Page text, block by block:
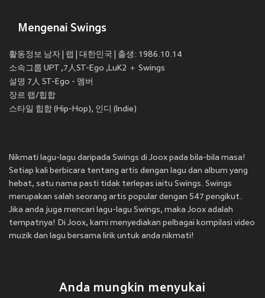
Mengenai Swings
활동정보 남자 | 랩 | 대한민국 | 출생: 1986.10.14
소속그룹 UPT ,7人ST-Ego ,LuK2 ＋ Swings
설명 7人 ST-Ego - 멤버
장르 랩/힙합
Nikmati lagu-lagu daripada Swings di Joox pada bila-bila masa!
Setiap kali berbicara tentang artis dengan lagu dan album yang
hebat, satu nama pasti tidak terlepas iaitu Swings. Swings
merupakan salah seorang artis popular dengan 547 pengikut.
Jika anda juga mencari lagu-lagu Swings, maka Joox adalah
tempatnya! Di Joox, kami menyediakan pelbagai kompilasi video
muzik dan lagu bersama lirik untuk anda nikmati!
Anda mungkin menyukai